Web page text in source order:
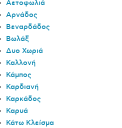
Αετοφωλιά
Αρνάδος
Βεναρδάδος
Βωλάξ
Δυο Χωριά
Καλλονή
Κάμπος
Καρδιανή
Καρκάδος
Καρυά
Κάτω Κλείσμα